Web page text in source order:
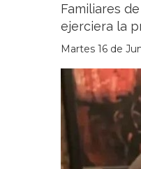
Familiares
ejerciera la
Martes 16 de